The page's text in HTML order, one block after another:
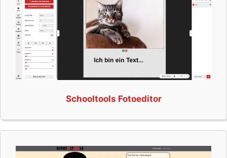
Schooltools Fotoeditor